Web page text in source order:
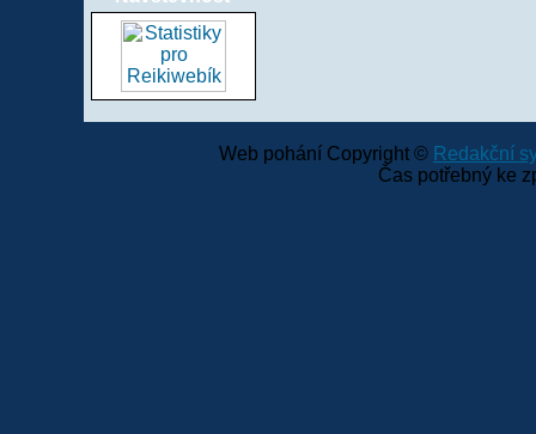
Web pohání Copyright © Redakční
Čas potřebný ke